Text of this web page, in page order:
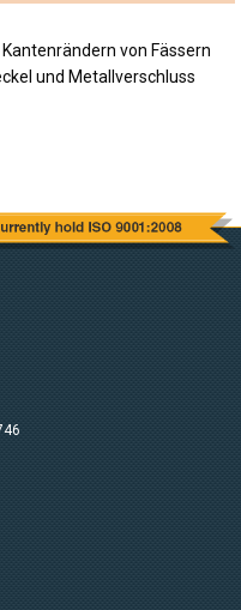
von Fässern
und Metallverschluss